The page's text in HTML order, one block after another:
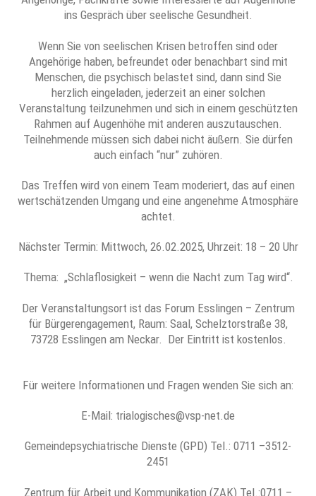
ins Gespräch über seelische Gesundheit.
Wenn Sie von seelischen Krisen betroffen sind oder
Angehörige haben, befreundet oder benachbart sind mit
Menschen, die psychisch belastet sind, dann sind Sie
herzlich eingeladen, jederzeit an einer solchen
Veranstaltung teilzunehmen und sich in einem geschützten
Rahmen auf Augenhöhe mit anderen auszutauschen.
Teilnehmende müssen sich dabei nicht äußern. Sie dürfen
auch einfach “nur” zuhören.
Das Treffen wird von einem Team moderiert, das auf einen
wertschätzenden Umgang und eine angenehme Atmosphäre
achtet.
Nächster Termin: Mittwoch, 26.02.2025, Uhrzeit: 18 – 20 Uhr
Thema: „Schlaflosigkeit – wenn die Nacht zum Tag wird“.
Der Veranstaltungsort ist das Forum Esslingen – Zentrum
für Bürgerengagement, Raum: Saal, Schelztorstraße 38,
73728 Esslingen am Neckar. Der Eintritt ist kostenlos.
Für weitere Informationen und Fragen wenden Sie sich an:
E-Mail: trialogisches@vsp-net.de
Gemeindepsychiatrische Dienste (GPD) Tel.: 0711 –3512-
2451
Zentrum für Arbeit und Kommunikation (ZAK) Tel.:0711 –